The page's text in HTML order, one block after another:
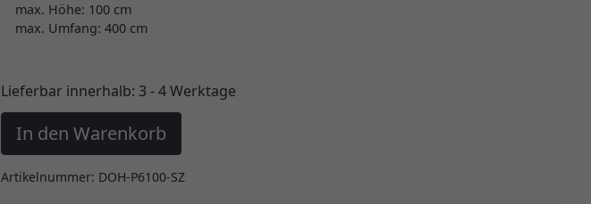
max. Höhe: 100 cm
max. Umfang: 400 cm
Lieferbar innerhalb: 3 - 4 Werktage
In den Warenkorb
Artikelnummer: DOH-P6100-SZ